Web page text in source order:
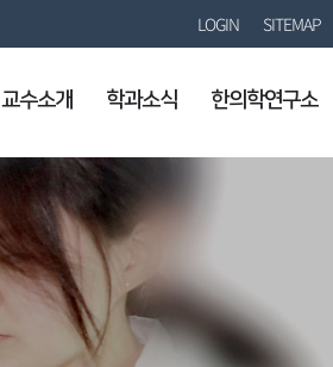
LOGIN SITEMAP
교수소개 학과소식 한의학연구소